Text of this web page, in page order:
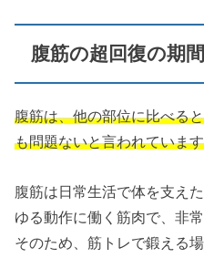
腹筋の超回復の期間
腹筋は、他の部位に比べる
も問題ないと言われていま
腹筋は日常生活で体を支え
ゆる動作に働く筋肉で、非
そのため、筋トレで鍛える